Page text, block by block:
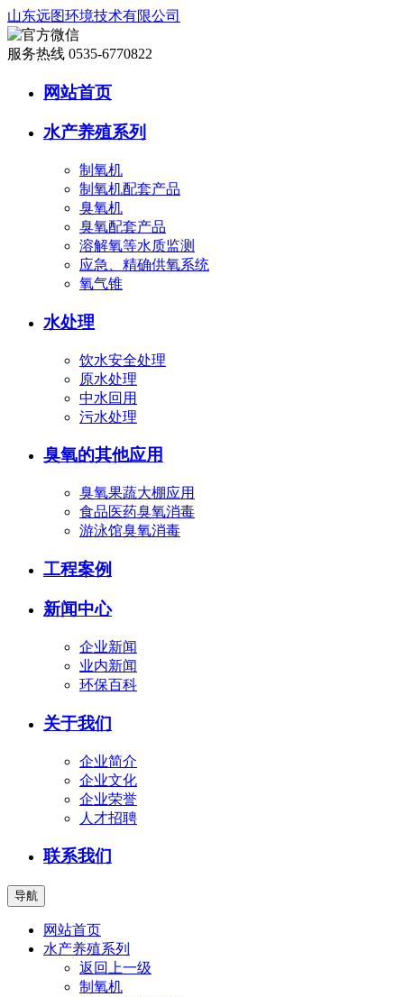
山东远图环境技术有限公司
服务热线 0535-6770822
网站首页
水产养殖系列
制氧机
制氧机配套产品
臭氧机
臭氧配套产品
溶解氧等水质监测
应急、精确供氧系统
氧气锥
水处理
饮水安全处理
原水处理
中水回用
污水处理
臭氧的其他应用
臭氧果蔬大棚应用
食品医药臭氧消毒
游泳馆臭氧消毒
工程案例
新闻中心
企业新闻
业内新闻
环保百科
关于我们
企业简介
企业文化
企业荣誉
人才招聘
联系我们
导航
网站首页
水产养殖系列
返回上一级
制氧机